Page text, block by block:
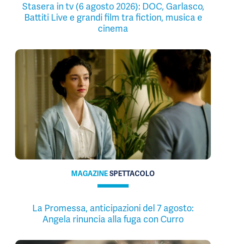
Stasera in tv (6 agosto 2026): DOC, Garlasco,
Battiti Live e grandi film tra fiction, musica e
cinema
MAGAZINESPETTACOLO
La Promessa, anticipazioni del 7 agosto:
Angela rinuncia alla fuga con Curro